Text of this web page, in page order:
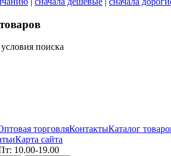
поиска
торговляКонтактыКаталог
Карта сайта
10.00-19.00